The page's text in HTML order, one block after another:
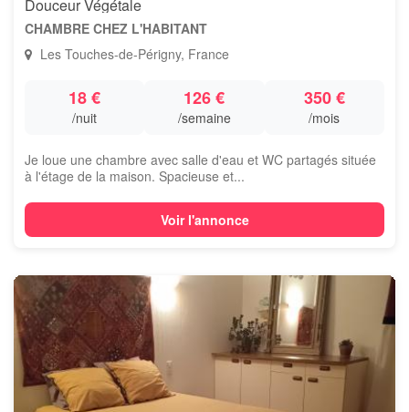
Douceur Végétale
CHAMBRE CHEZ L'HABITANT
Les Touches-de-Périgny, France
18 €
/nuit
126 €
/semaine
350 €
/mois
Je loue une chambre avec salle d'eau et WC partagés située
à l'étage de la maison. Spacieuse et...
Voir l'annonce